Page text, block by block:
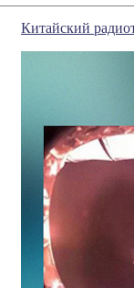
Китайский